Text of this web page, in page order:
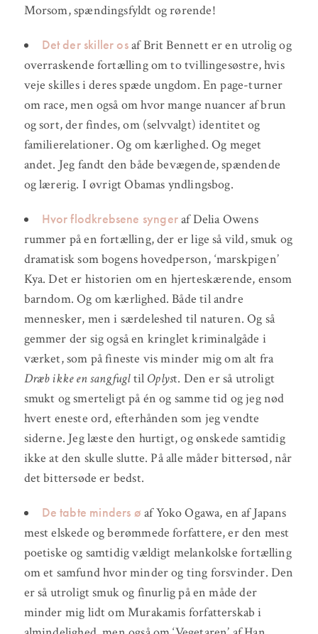
Morsom, spændingsfyldt og rørende!
Det der skiller osaf Brit Bennett er en utrolig og
overraskende fortælling om to tvillingesøstre, hvis
veje skilles i deres spæde ungdom. En page-turner
om race, men også om hvor mange nuancer af brun
og sort, der findes, om (selvvalgt) identitet og
familierelationer. Og om kærlighed. Og meget
andet. Jeg fandt den både bevægende, spændende
og lærerig. I øvrigt Obamas yndlingsbog.
Hvor flodkrebsene syngeraf Delia Owens
rummer på en fortælling, der er lige så vild, smuk og
dramatisk som bogens hovedperson, ‘marskpigen’
Kya. Det er historien om en hjerteskærende, ensom
barndom. Og om kærlighed. Både til andre
mennesker, men i særdeleshed til naturen. Og så
gemmer der sig også en kringlet kriminalgåde i
værket, som på fineste vis minder mig om alt fra
Dræb ikke en sangfugltil Oplyst. Den er så utroligt
smukt og smerteligt på én og samme tid og jeg nød
hvert eneste ord, efterhånden som jeg vendte
siderne. Jeg læste den hurtigt, og ønskede samtidig
ikke at den skulle slutte. På alle måder bittersød, når
det bittersøde er bedst.
De tabte minders ø af Yoko Ogawa, en af Japans
mest elskede og berømmede forfattere, er den mest
poetiske og samtidig vældigt melankolske fortælling
om et samfund hvor minder og ting forsvinder. Den
er så utroligt smuk og finurlig på en måde der
minder mig lidt om Murakamis forfatterskab i